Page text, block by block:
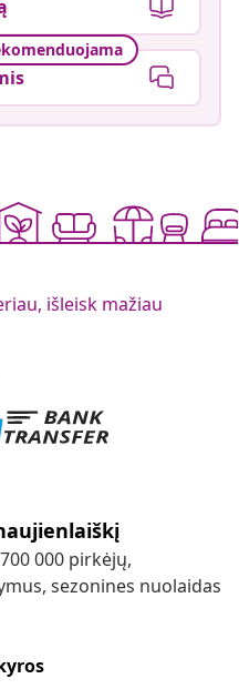
išleisk mažiau
000 pirkėjų,
sezonines nuolaidas